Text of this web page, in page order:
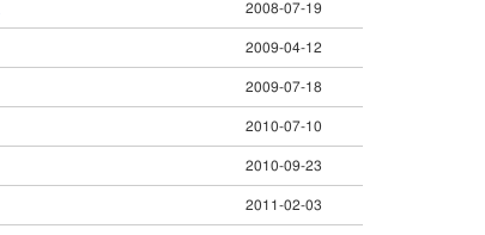
2008-07-19
2009-04-12
2009-07-18
2010-07-10
2010-09-23
2011-02-03